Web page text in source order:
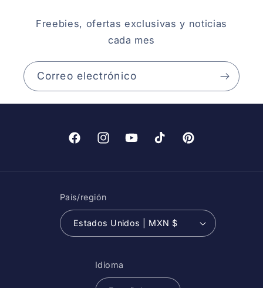
Freebies, ofertas exclusivas y noticias
cada mes
Correo electrónico
FacebookInstagramYouTubeTikTok Pinterest
País/región
Estados Unidos | MXN $
Idioma